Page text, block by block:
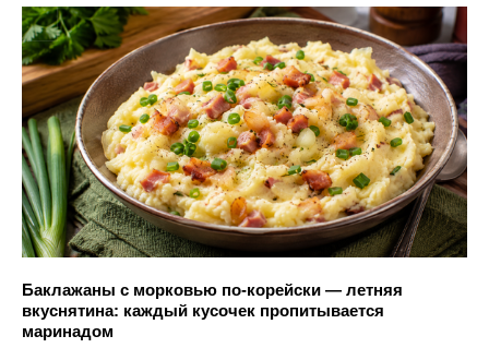
Баклажаны с морковью по-корейски — летняя
вкуснятина: каждый кусочек пропитывается
маринадом